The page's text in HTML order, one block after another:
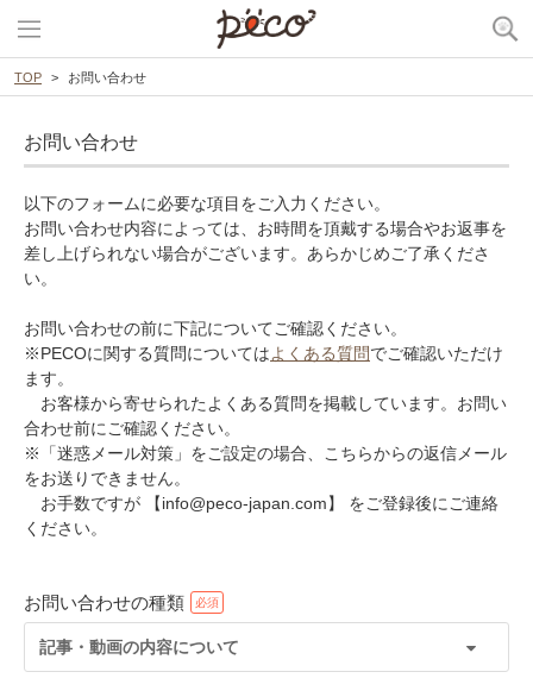
TOP お問い合わせ
お問い合わせ
以下のフォームに必要な項目をご入力ください。
お問い合わせ内容によっては、お時間を頂戴する場合やお返事を
差し上げられない場合がございます。あらかじめご了承くださ
い。
お問い合わせの前に下記についてご確認ください。
※PECOに関する質問についてはよくある質問でご確認いただけ
ます。
お客様から寄せられたよくある質問を掲載しています。お問い
合わせ前にご確認ください。
※「迷惑メール対策」をご設定の場合、こちらからの返信メール
をお送りできません。
お手数ですが 【info@peco-japan.com】 をご登録後にご連絡
ください。
お問い合わせの種類
記事・動画の内容について